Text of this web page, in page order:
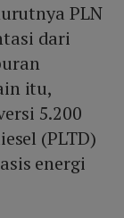
PLN
dari
itu,
5.200
(PLTD)
energi